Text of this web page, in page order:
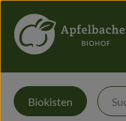
Biokisten